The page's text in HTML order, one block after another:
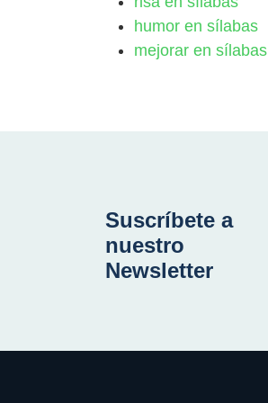
humor en sílabas
mejorar en sílabas
Suscríbete a
nuestro
Newsletter